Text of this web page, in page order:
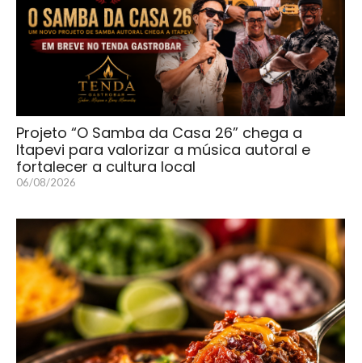
Projeto “O Samba da Casa 26” chega a
Itapevi para valorizar a música autoral e
fortalecer a cultura local
06/08/2026